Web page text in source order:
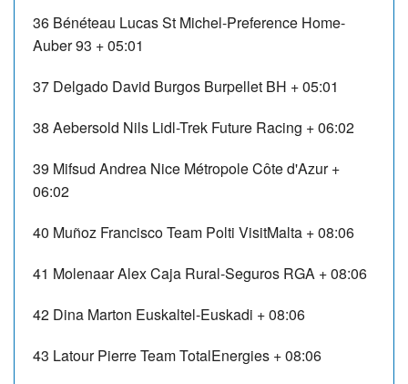
36 Bénéteau LucasSt Michel-Preference Home-
Auber 93 + 05:01
37 Delgado David Burgos Burpellet BH + 05:01
38 Aebersold Nils Lidl-Trek Future Racing + 06:02
39 Mifsud Andrea Nice Métropole Côte d'Azur +
06:02
40 Muñoz FranciscoTeam Polti VisitMalta + 08:06
41 Molenaar AlexCaja Rural-Seguros RGA + 08:06
42 Dina Marton Euskaltel-Euskadi + 08:06
43 Latour PierreTeam TotalEnergies + 08:06